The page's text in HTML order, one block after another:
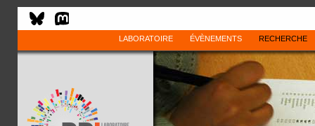
LABORATOIRE ÉVÈNEMENTS RECHERCHE